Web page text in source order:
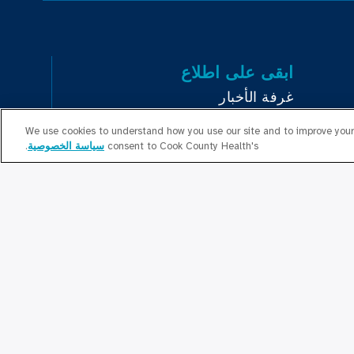
ابقى على اطلاع
غرفة الأخبار
البيانات الصحفية
بودكاست
We use cookies to understand how you use our site and to improve
consent to Cook County Health's سياسة الخصوصية.